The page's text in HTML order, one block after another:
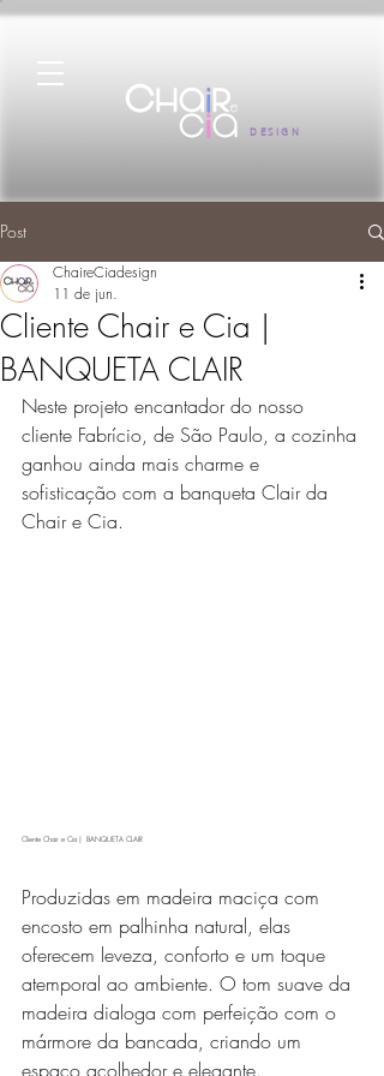
DESIGN
Post
Cliente Chair e Cia |
BANQUETA CLAIR
ChaireCiadesign
11 de jun.
Neste projeto encantador do nosso
cliente Fabrício, de São Paulo, a cozinha
ganhou ainda mais charme e
sofisticação com a banqueta Clair da
Chair e Cia.
Cliente Chair e Cia |  BANQUETA CLAIR
Produzidas em madeira maciça com
encosto em palhinha natural, elas
oferecem leveza, conforto e um toque
atemporal ao ambiente. O tom suave da
madeira dialoga com perfeição com o
mármore da bancada, criando um
espaço acolhedor e elegante.